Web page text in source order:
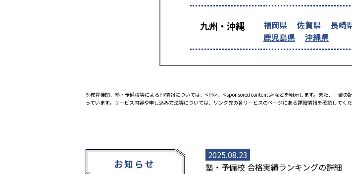
九州・沖縄 福岡県 佐賀県 長崎
鹿児島県
沖縄県
※教育機関、塾・予備校等によるPR情報については、<PR>、<sponsored contents>などを明示します。また、一部
っています。サービス内容や申し込み方法等については、リンク先の各サービスのページにある詳細情報を確認してくだ
お知らせ
2025.08.23
塾・予備校 合格実績ランキングの詳細